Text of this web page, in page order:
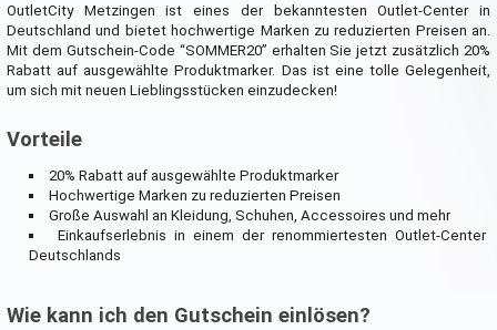
OutletCity Metzingen ist eines der bekanntesten Outlet-Center in
Deutschland und bietet hochwertige Marken zu reduzierten Preisen an.
Mit dem Gutschein-Code “SOMMER20” erhalten Sie jetzt zusätzlich 20%
Rabatt auf ausgewählte Produktmarker. Das ist eine tolle Gelegenheit,
um sich mit neuen Lieblingsstücken einzudecken!
Vorteile
20% Rabatt auf ausgewählte Produktmarker
Hochwertige Marken zu reduzierten Preisen
Große Auswahl an Kleidung, Schuhen, Accessoires und mehr
Einkaufserlebnis in einem der renommiertesten Outlet-Center
Deutschlands
Wie kann ich den Gutschein einlösen?